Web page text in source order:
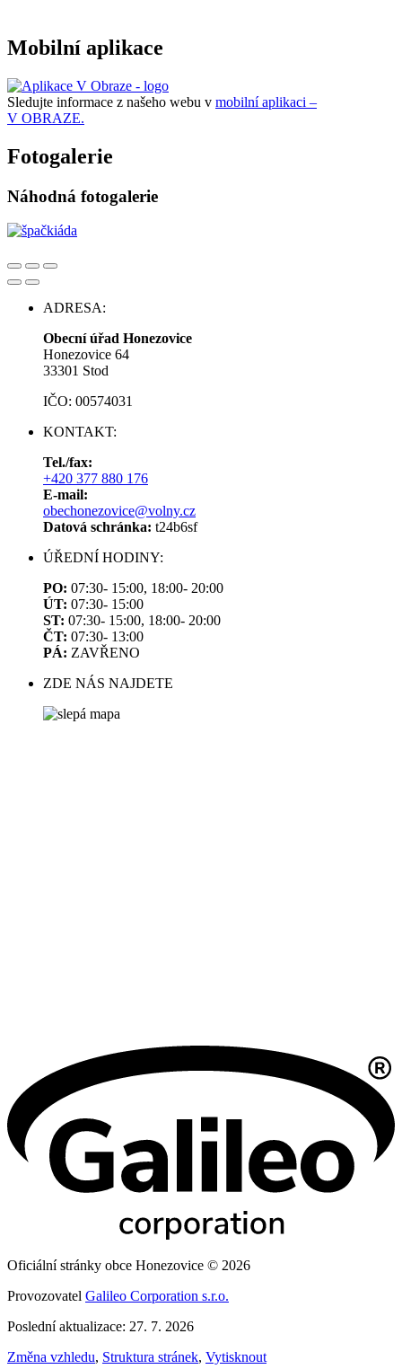
Mobilní aplikace
Sledujte informace z našeho webu v mobilní aplikaci –
V OBRAZE.
Fotogalerie
Náhodná fotogalerie
ADRESA:
Obecní úřad Honezovice
Honezovice 64
33301 Stod
IČO: 00574031
KONTAKT:
Tel./fax:
+420 377 880 176
E-mail:
obechonezovice@volny.cz
Datová schránka: t24b6sf
ÚŘEDNÍ HODINY:
PO: 07:30- 15:00, 18:00- 20:00
ÚT: 07:30- 15:00
ST: 07:30- 15:00, 18:00- 20:00
ČT: 07:30- 13:00
PÁ: ZAVŘENO
ZDE NÁS NAJDETE
Oficiální stránky obce Honezovice © 2026
Provozovatel Galileo Corporation s.r.o.
Poslední aktualizace: 27. 7. 2026
Změna vzhledu, Struktura stránek, Vytisknout